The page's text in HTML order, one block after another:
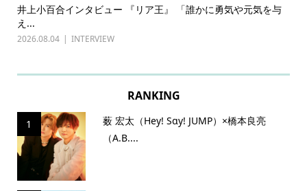
井上小百合インタビュー 『リア王』 「誰かに勇気や元気を与
え...
2026.08.04 INTERVIEW
RANKING
1
薮 宏太（Hey! Sɑy! JUMP）×橋本良亮
（A.B....